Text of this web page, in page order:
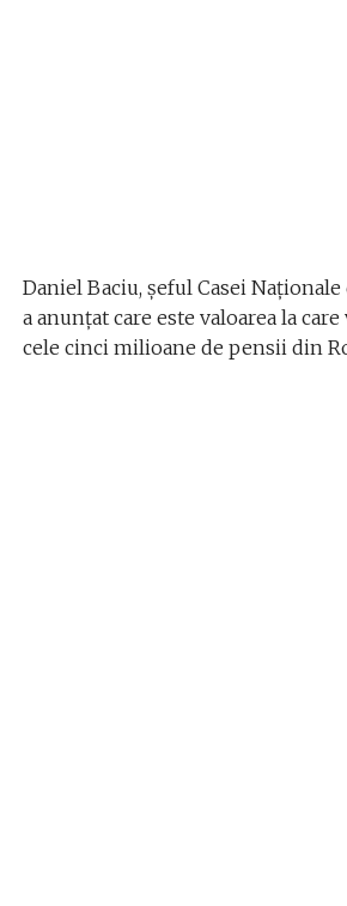
Daniel Baciu, șeful Casei
a anunțat care este valoarea la
cele cinci milioane de pensii din